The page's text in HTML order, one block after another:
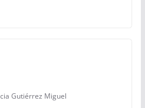
Gutiérrez Miguel